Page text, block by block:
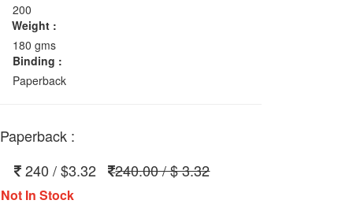
200
Weight :
180 gms
Binding :
Paperback
Paperback :
240 / $3.32
240.00 / $ 3.32
Not In Stock